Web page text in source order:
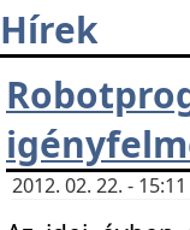
Hírek
2012. 02. 22. -